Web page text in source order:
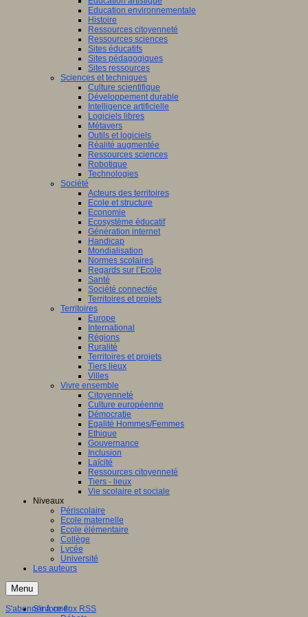
Education environnementale
Histoire
Ressources citoyenneté
Ressources sciences
Sites éducatifs
Sites pédagogiques
Sites ressources
Sciences et techniques
Culture scientifique
Développement durable
Intelligence artificielle
Logiciels libres
Métavers
Outils et logiciels
Réalité augmentée
Ressources sciences
Robotique
Technologies
Société
Acteurs des territoires
Ecole et structure
Economie
Ecosystème éducatif
Génération internet
Handicap
Mondialisation
Normes scolaires
Regards sur l’Ecole
Santé
Société connectée
Territoires et projets
Territoires
Europe
International
Régions
Ruralité
Territoires et projets
Tiers lieux
Villes
Vivre ensemble
Citoyenneté
Culture européenne
Démocratie
Egalité Hommes/Femmes
Ethique
Gouvernance
Inclusion
Laïcité
Ressources citoyenneté
Tiers - lieux
Vie scolaire et sociale
Niveaux
Périscolaire
Ecole maternelle
Ecole élémentaire
Collège
Lycée
Université
Les auteurs
Menu
S'informer
S'abonner à ce flux RSS